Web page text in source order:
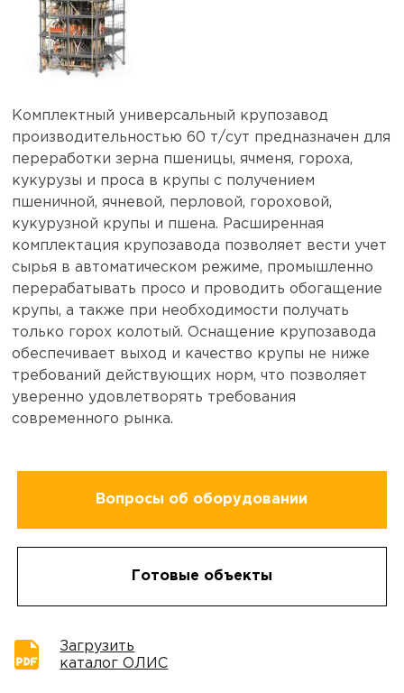
Комплектный универсальный крупозавод
производительностью 60 т/сут предназначен для
переработки зерна пшеницы, ячменя, гороха,
кукурузы и проса в крупы с получением
пшеничной, ячневой, перловой, гороховой,
кукурузной крупы и пшена. Расширенная
комплектация крупозавода позволяет вести учет
сырья в автоматическом режиме, промышленно
перерабатывать просо и проводить обогащение
крупы, а также при необходимости получать
только горох колотый. Оснащение крупозавода
обеспечивает выход и качество крупы не ниже
требований действующих норм, что позволяет
уверенно удовлетворять требования
современного рынка.
Вопросы об оборудовании
Готовые объекты
Загрузить
каталог ОЛИС